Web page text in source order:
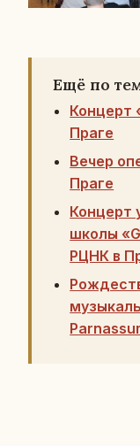
Ещё по
Концерт
Праге
Вечер
Праге
Концерт
школы
РЦНК в